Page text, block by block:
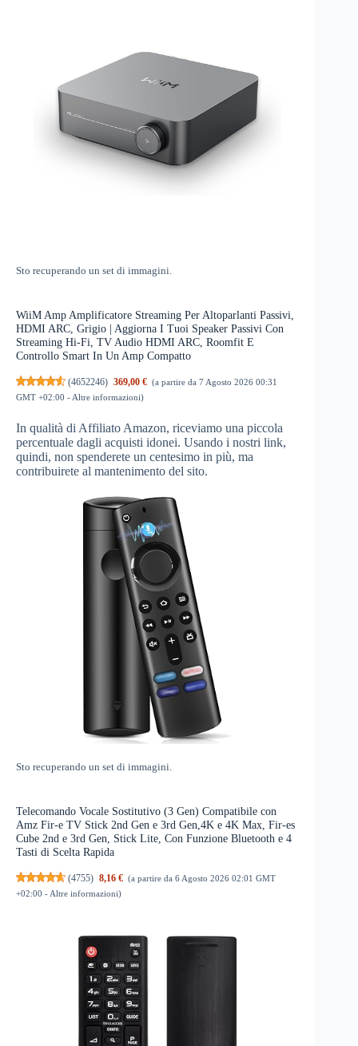
Sto recuperando un set di immagini.
WiiM Amp Amplificatore Streaming Per Altoparlanti Passivi,
HDMI ARC, Grigio | Aggiorna I Tuoi Speaker Passivi Con
Streaming Hi-Fi, TV Audio HDMI ARC, Roomfit E
Controllo Smart In Un Amp Compatto
(4652246) 369,00 € (a partire da 7 Agosto 2026 00:31
GMT +02:00 - Altre informazioni)
In qualità di Affiliato Amazon, riceviamo una piccola
percentuale dagli acquisti idonei. Usando i nostri link,
quindi, non spenderete un centesimo in più, ma
contribuirete al mantenimento del sito.
Sto recuperando un set di immagini.
Telecomando Vocale Sostitutivo (3 Gen) Compatibile con
Amz Fir-e TV Stick 2nd Gen e 3rd Gen,4K e 4K Max, Fir-es
Cube 2nd e 3rd Gen, Stick Lite, Con Funzione Bluetooth e 4
Tasti di Scelta Rapida
(4755) 8,16 € (a partire da 6 Agosto 2026 02:01 GMT
+02:00 - Altre informazioni)